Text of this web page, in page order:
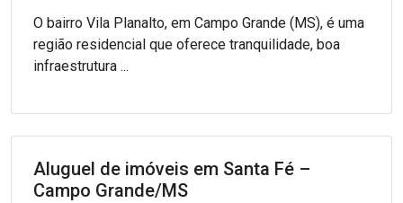
O bairro Vila Planalto, em Campo Grande (MS), é uma
região residencial que oferece tranquilidade, boa
infraestrutura ...
Aluguel de imóveis em Santa Fé –
Campo Grande/MS